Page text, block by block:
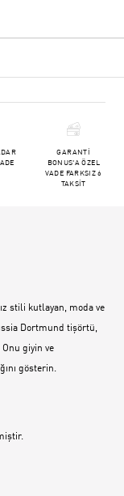
GARANTİ
BONUS'A ÖZEL
VADE FARKSIZ 6
TAKSİT
stili kutlayan, moda ve
Dortmund tişörtü,
giyin ve
gösterin.